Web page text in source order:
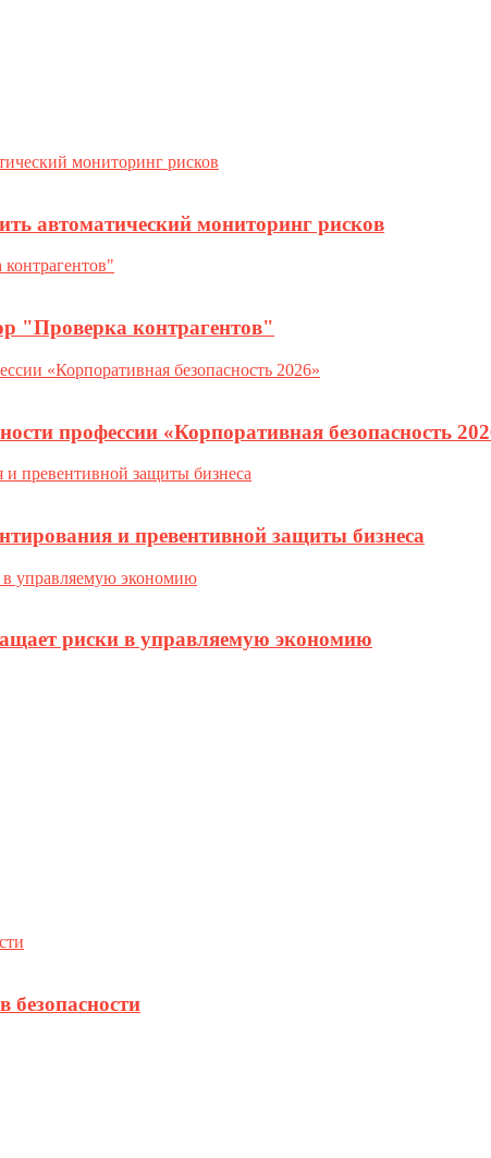
автоматический мониторинг рисков
"Проверка контрагентов"
профессии «Корпоративная безопасность
и превентивной защиты бизнеса
риски в управляемую экономию
безопасности